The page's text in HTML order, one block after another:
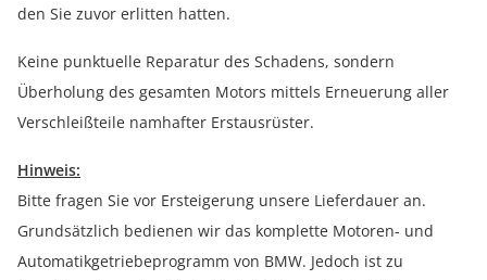
den Sie zuvor erlitten hatten.
Keine punktuelle Reparatur des Schadens, sondern
Überholung des gesamten Motors mittels Erneuerung aller
Verschleißteile namhafter Erstausrüster.
Hinweis:
Bitte fragen Sie vor Ersteigerung unsere Lieferdauer an.
Grundsätzlich bedienen wir das komplette Motoren- und
Automatikgetriebeprogramm von BMW. Jedoch ist zu